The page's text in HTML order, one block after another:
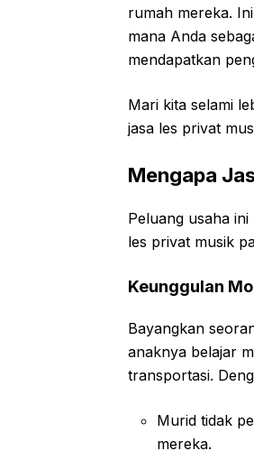
rumah mereka.
mana Anda
mendapatkan
Mari kita selami
jasa les privat
Mengapa
Peluang usaha
les privat musik
Keunggulan
Bayangkan
anaknya belajar
transportasi.
Murid tidak
mereka.